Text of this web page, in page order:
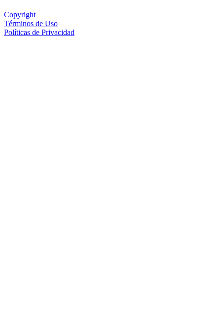
Copyright
Términos de Uso
Políticas de Privacidad